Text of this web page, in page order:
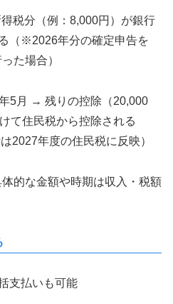
税分（例：8,000円）が銀行
（※2026年分の確定申告を
た場合）
5月 → 残りの控除（20,000
て住民税から控除される
2027年度の住民税に反映）
的な金額や時期は収入・税額
支払いも可能